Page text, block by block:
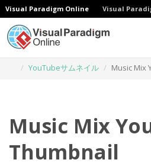
Visual Paradigm Online Visual
YouTubeサムネイル
Music Mix
Music Mix
Thumbnail